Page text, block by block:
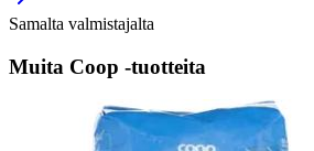
Samalta valmistajalta
Muita Coop -tuotteita